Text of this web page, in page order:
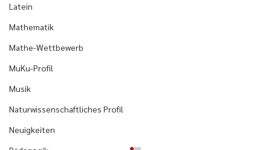
Latein
Mathematik
Mathe-Wettbewerb
MuKu-Profil
Musik
Naturwissenschaftliches Profil
Neuigkeiten